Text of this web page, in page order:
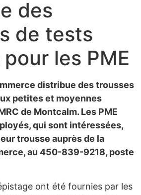
des
de tests
les PME
distribue des trousses
petites et moyennes
de Montcalm. Les PME
qui sont intéressées,
trousse auprès de la
au 450-839-9218, poste
ont été fournies par les